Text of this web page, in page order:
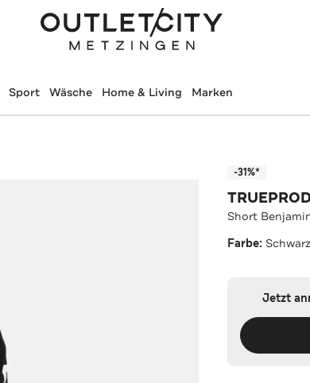
Sport Wäsche Home & Living Marken
-31%*
Short
Farbe:
Jetzt